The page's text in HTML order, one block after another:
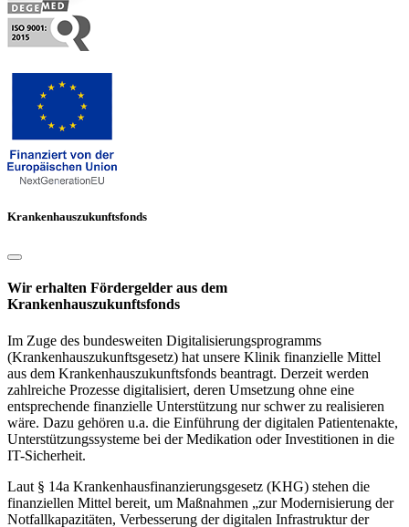
Krankenhauszukunftsfonds
Wir erhalten Fördergelder aus dem
Krankenhauszukunftsfonds
Im Zuge des bundesweiten Digitalisierungsprogramms
(Krankenhauszukunftsgesetz) hat unsere Klinik finanzielle Mittel
aus dem Krankenhauszukunftsfonds beantragt. Derzeit werden
zahlreiche Prozesse digitalisiert, deren Umsetzung ohne eine
entsprechende finanzielle Unterstützung nur schwer zu realisieren
wäre. Dazu gehören u.a. die Einführung der digitalen Patientenakte,
Unterstützungssysteme bei der Medikation oder Investitionen in die
IT-Sicherheit.
Laut § 14a Krankenhausfinanzierungsgesetz (KHG) stehen die
finanziellen Mittel bereit, um Maßnahmen „zur Modernisierung der
Notfallkapazitäten, Verbesserung der digitalen Infrastruktur der